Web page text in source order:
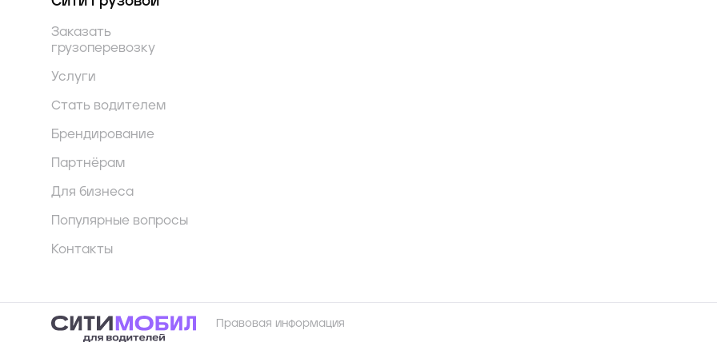
Заказать
грузоперевозку
Услуги
Стать водителем
Брендирование
Партнёрам
Для бизнеса
Популярные вопросы
Контакты
Правовая информация